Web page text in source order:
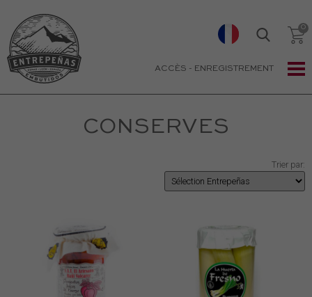
ACCÈS - ENREGISTREMENT
CONSERVES
Trier par: